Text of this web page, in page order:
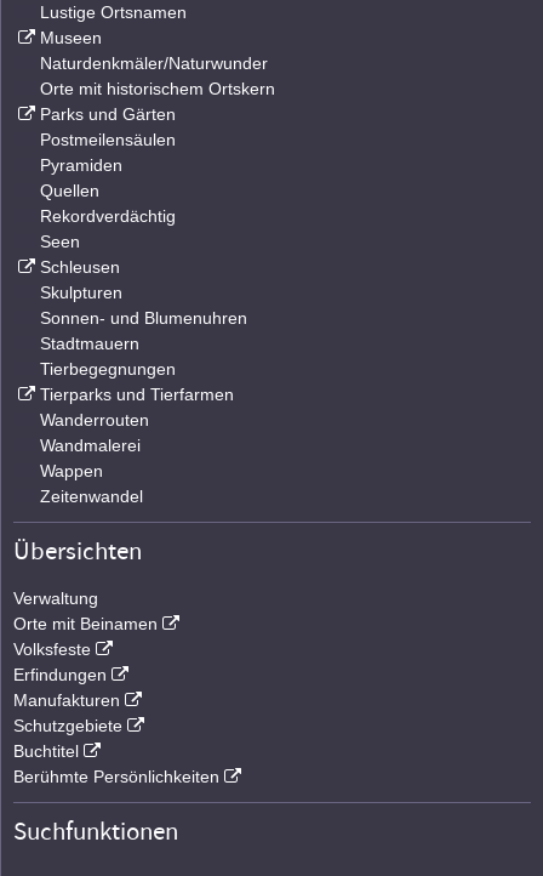
Lustige Ortsnamen
Museen
Naturdenkmäler/Naturwunder
Orte mit historischem Ortskern
Parks und Gärten
Postmeilensäulen
Pyramiden
Quellen
Rekordverdächtig
Seen
Schleusen
Skulpturen
Sonnen- und Blumenuhren
Stadtmauern
Tierbegegnungen
Tierparks und Tierfarmen
Wanderrouten
Wandmalerei
Wappen
Zeitenwandel
Übersichten
Verwaltung
Orte mit Beinamen
Volksfeste
Erfindungen
Manufakturen
Schutzgebiete
Buchtitel
Berühmte Persönlichkeiten
Suchfunktionen